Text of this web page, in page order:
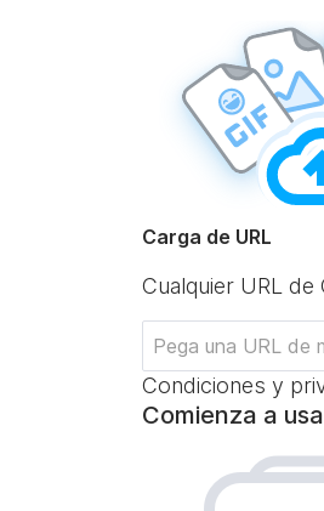
Carga de URL
Cualquier URL de
Condiciones y
Comienza a